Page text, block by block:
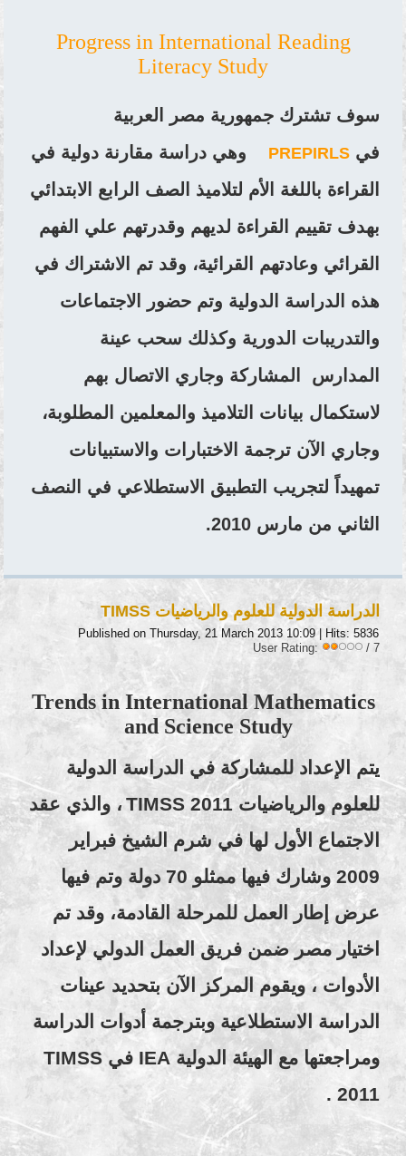
Progress in International Reading
Literacy Study
سوف تشترك جمهورية مصر العربية
فيPREPIRLS
وهي دراسة مقارنة دولية في
القراءة باللغة الأم لتلاميذ الصف الرابع الابتدائي
بهدف تقييم القراءة لديهم وقدرتهم علي الفهم
القرائي وعادتهم القرائية، وقد تم الاشتراك في
هذه الدراسة الدولية وتم حضور الاجتماعات
والتدريبات الدورية وكذلك سحب عينة
المدارس المشاركة وجاري الاتصال بهم
لاستكمال بيانات التلاميذ والمعلمين المطلوبة،
وجاري الآن ترجمة الاختبارات والاستبيانات
تمهيداً لتجريب التطبيق الاستطلاعي في النصف
الثاني من مارس 2010.
الدراسة الدولية للعلوم والرياضيات TIMSS
Published on Thursday, 21 March 2013 10:09| Hits: 5836
User Rating:
/ 7
Trends in International Mathematics
and Science Study
يتم الإعداد للمشاركة في الدراسة الدولية
للعلوم والرياضياتTIMSS 2011، والذي عقد
الاجتماع الأول لها في شرم الشيخ فبراير
2009 وشارك فيها ممثلو 70 دولة وتم فيها
عرض إطار العمل للمرحلة القادمة، وقد تم
اختيار مصر ضمن فريق العمل الدولي لإعداد
الأدوات ، ويقوم المركز الآن بتحديد عينات
الدراسة الاستطلاعية وبترجمة أدوات الدراسة
ومراجعتها مع الهيئة الدوليةIEA فيTIMSS
2011
.